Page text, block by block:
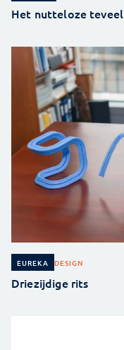
Het nutteloze teveel
EUREKA DESIGN
Driezijdige rits